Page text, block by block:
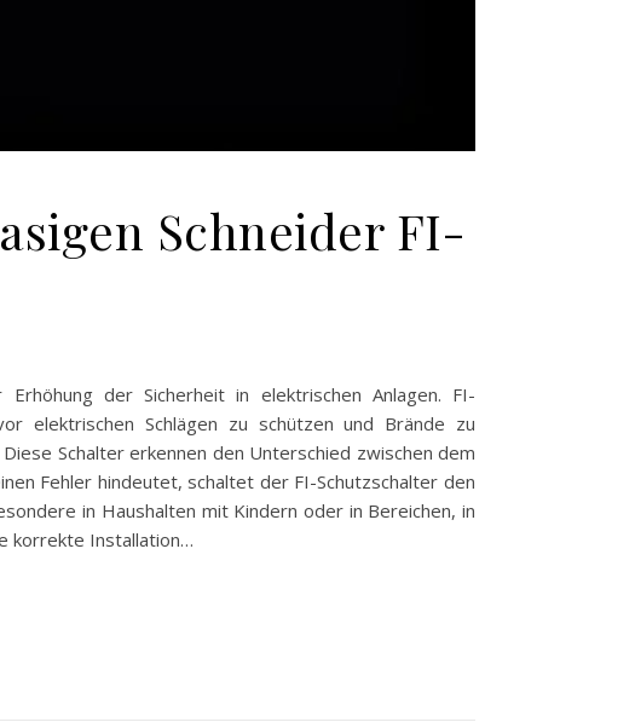
Schneider FI-
der Sicherheit in elektrischen Anlagen. FI-
elektrischen Schlägen zu schützen und Brände zu
Schalter erkennen den Unterschied zwischen dem
Fehler hindeutet, schaltet der FI-Schutzschalter den
in Haushalten mit Kindern oder in Bereichen, in
korrekte Installation…